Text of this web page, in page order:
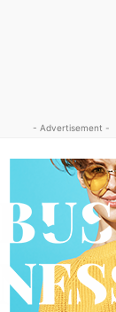
- Advertisement -